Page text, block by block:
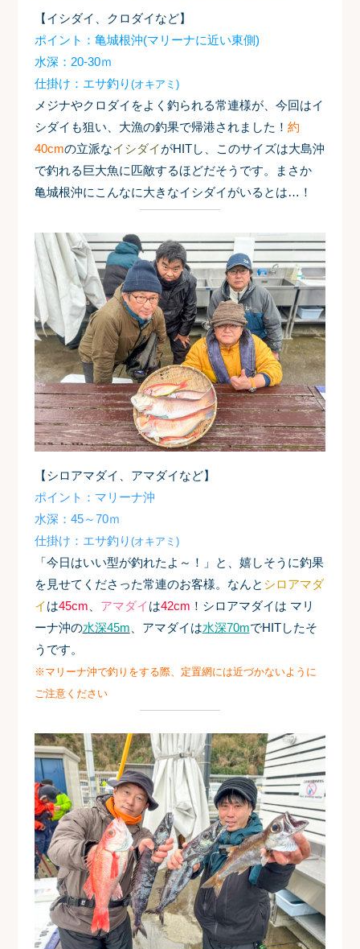
【イシダイ、クロダイなど】
ポイント：亀城根沖(マリーナに近い東側)
水深：20-30ｍ
仕掛け：エサ釣り (オキアミ)
メジナやクロダイをよく釣られる常連様が、今回はイ
シダイも狙い、大漁の釣果で帰港されました！ 約
40cmの立派なイシダイがHITし、このサイズは大島沖
で釣れる巨大魚に匹敵するほどだそうです。まさか
亀城根沖にこんなに大きなイシダイがいるとは…！
【シロアマダイ、アマダイなど】
ポイント：マリーナ沖
水深：45～70ｍ
仕掛け：エサ釣り (オキアミ)
「今日はいい型が釣れたよ～！」と、嬉しそうに釣果
を見せてくださった常連のお客様。なんと シロアマダ
イは45cm アマダイは42cm ！ シロアマダイは マリ
ーナ沖の水深45m 、アマダイは水深70mでHITしたそ
うです。
※マリーナ沖で釣りをする際、定置網には近づかないように
ご注意ください